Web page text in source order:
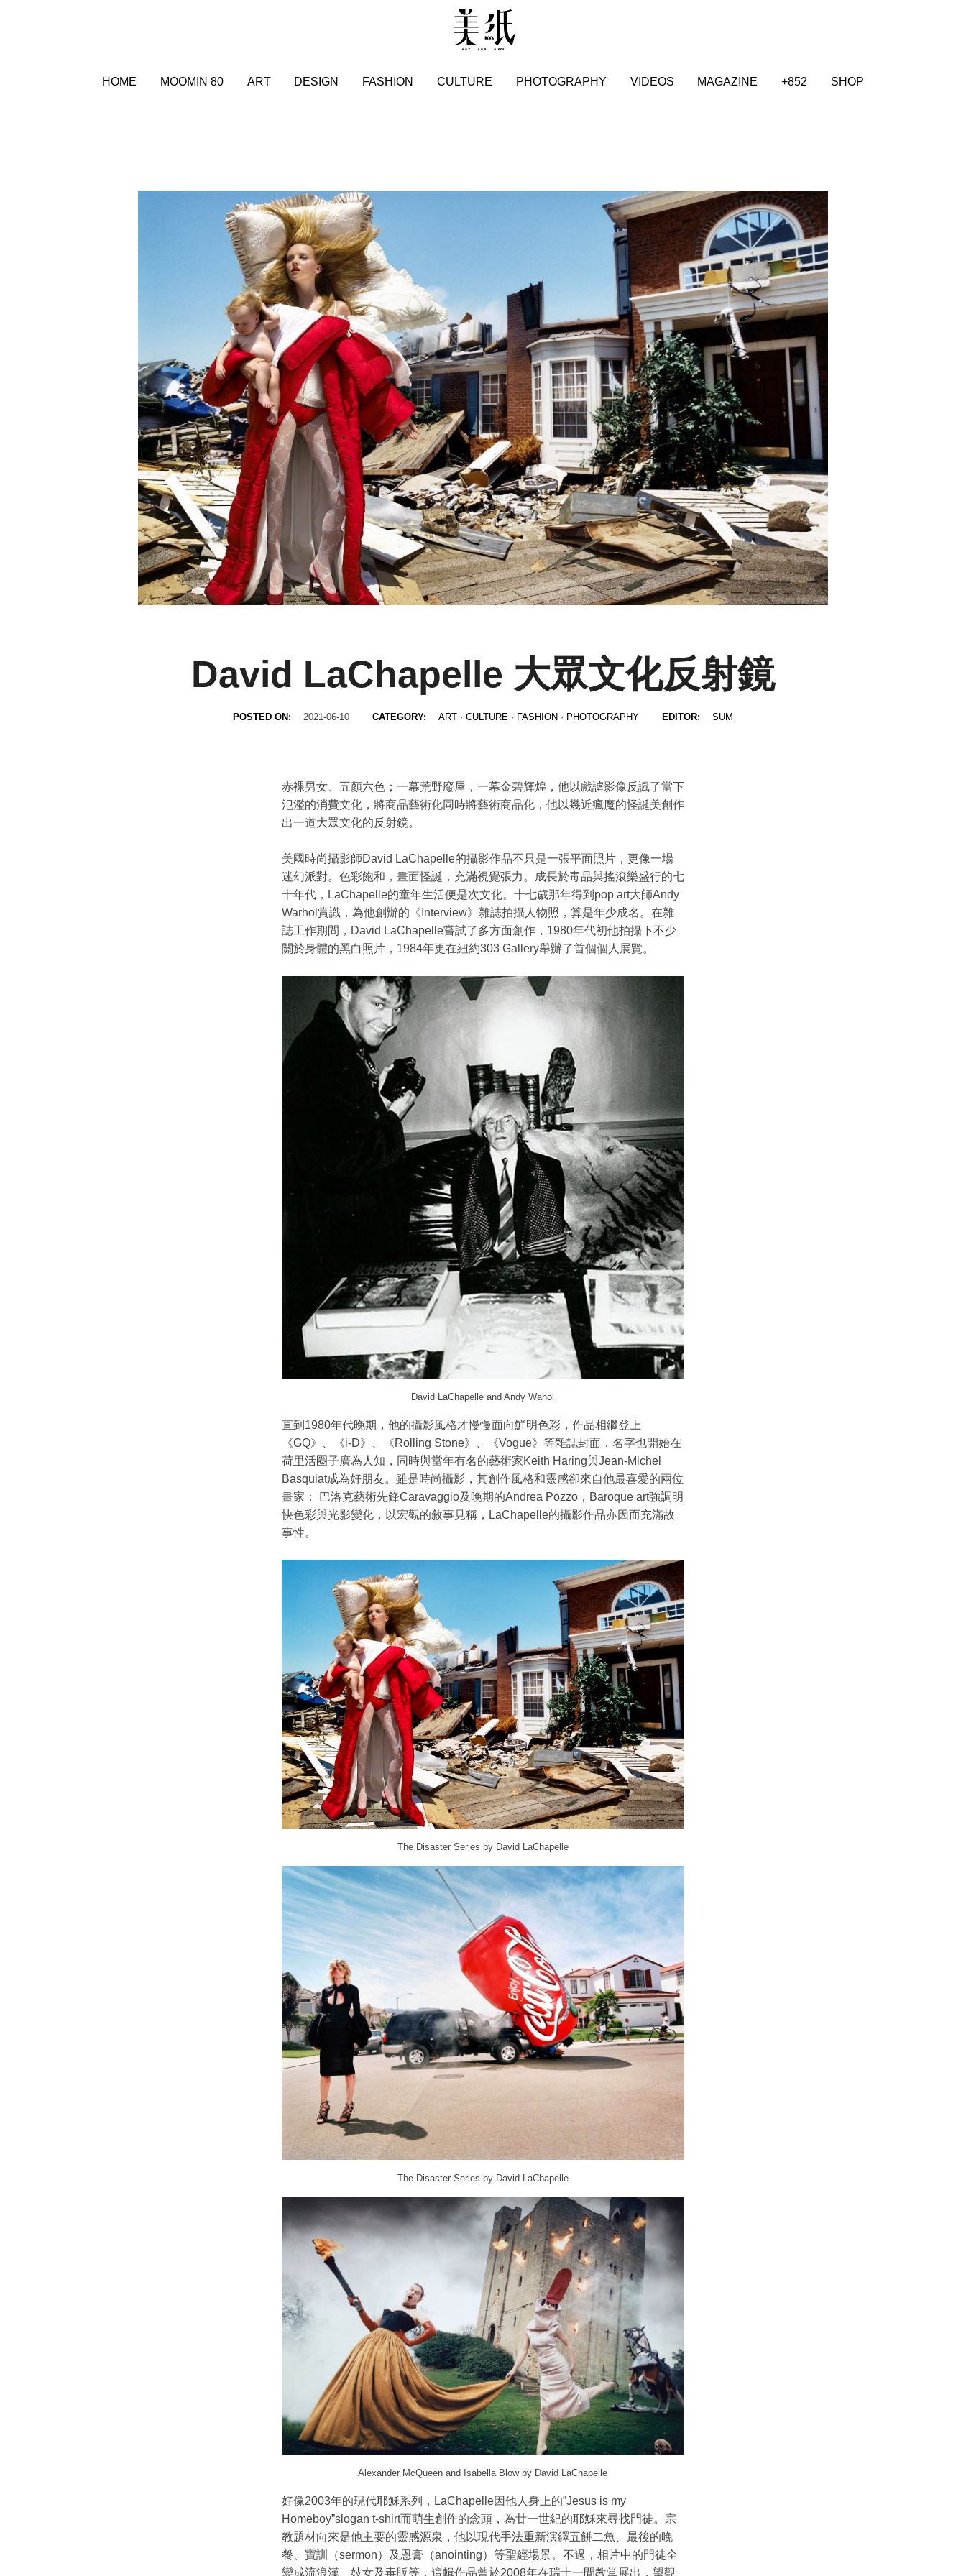
HOME MOOMIN 80 ART DESIGN FASHION CULTURE PHOTOGRAPHY VIDEOS MAGAZINE +852 SHOP
David LaChapelle 大眾文化反射鏡
POSTED ON: 2021-06-10 CATEGORY: ART· CULTURE· FASHION · PHOTOGRAPHY EDITOR: SUM
赤裸男女、五顏六色；一幕荒野廢屋，一幕金碧輝煌，他以戲謔影像反諷了當下
氾濫的消費文化，將商品藝術化同時將藝術商品化，他以幾近瘋魔的怪誕美創作
出一道大眾文化的反射鏡。
美國時尚攝影師David LaChapelle的攝影作品不只是一張平面照片，更像一場
迷幻派對。色彩飽和，畫面怪誕，充滿視覺張力。成長於毒品與搖滾樂盛行的七
十年代，LaChapelle的童年生活便是次文化。十七歲那年得到pop art大師Andy
Warhol賞識，為他創辦的《Interview》雜誌拍攝人物照，算是年少成名。在雜
誌工作期間，David LaChapelle嘗試了多方面創作，1980年代初他拍攝下不少
關於身體的黑白照片，1984年更在紐約303 Gallery舉辦了首個個人展覽。
David LaChapelle and Andy Wahol
直到1980年代晚期，他的攝影風格才慢慢面向鮮明色彩，作品相繼登上
《GQ》、《i-D》、《Rolling Stone》、《Vogue》等雜誌封面，名字也開始在
荷里活圈子廣為人知，同時與當年有名的藝術家Keith Haring與Jean-Michel
Basquiat成為好朋友。雖是時尚攝影，其創作風格和靈感卻來自他最喜愛的兩位
畫家： 巴洛克藝術先鋒Caravaggio及晚期的Andrea Pozzo，Baroque art強調明
快色彩與光影變化，以宏觀的敘事見稱，LaChapelle的攝影作品亦因而充滿故
事性。
The Disaster Series by David LaChapelle
The Disaster Series by David LaChapelle
Alexander McQueen and Isabella Blow by David LaChapelle
好像2003年的現代耶穌系列，LaChapelle因他人身上的”Jesus is my
Homeboy”slogan t-shirt而萌生創作的念頭，為廿一世紀的耶穌來尋找門徒。宗
教題材向來是他主要的靈感源泉，他以現代手法重新演繹五餅二魚、最後的晚
餐、寶訓（sermon）及恩膏（anointing）等聖經場景。不過，相片中的門徒全
變成流浪漢、妓女及毒販等，這輯作品曾於2008年在瑞士一間教堂展出，望觀